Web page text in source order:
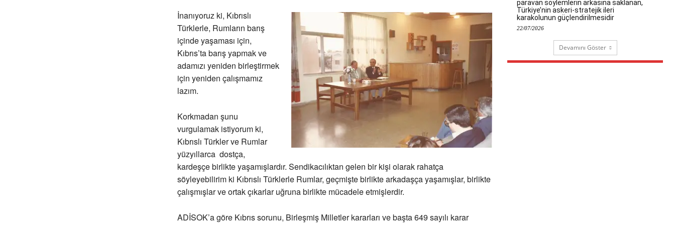
İnanıyoruz ki, Kıbrıslı
Türklerle, Rumların barış
içinde yaşaması için,
Kıbrıs’ta barış yapmak ve
adamızı yeniden birleştirmek
için yeniden çalışmamız
lazım.
Korkmadan şunu
vurgulamak istiyorum ki,
Kıbrıslı Türkler ve Rumlar
yüzyıllarca dostça,
kardeşçe birlikte yaşamışlardır. Sendikacılıktan gelen bir kişi olarak rahatça
söyleyebilirim ki Kıbrıslı Türklerle Rumlar, geçmişte birlikte arkadaşça yaşamışlar, birlikte
çalışmışlar ve ortak çıkarlar uğruna birlikte mücadele etmişlerdir.
ADİSOK’a göre Kıbrıs sorunu, Birleşmiş Milletler kararları ve başta 649 sayılı karar
paravan söylemlerin arkasına saklanan,
Türkiye’nin askeri-stratejik ileri
karakolunun güçlendirilmesidir
22/07/2026
Devamını Göster